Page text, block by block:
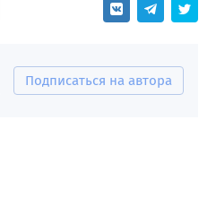
Подписаться на автора